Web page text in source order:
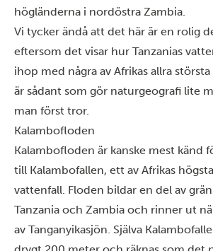
högländerna i nordöstra Zambia.
Vi tycker ändå att det här är en rolig
eftersom det visar hur Tanzanias
ihop med några av Afrikas allra
är sådant som gör naturgeografi lite
man först tror.
Kalambofloden
Kalambofloden är kanske mest känd
till Kalambofallen, ett av Afrikas
vattenfall. Floden bildar en del av
Tanzania och Zambia och rinner ut
av Tanganyikasjön. Själva